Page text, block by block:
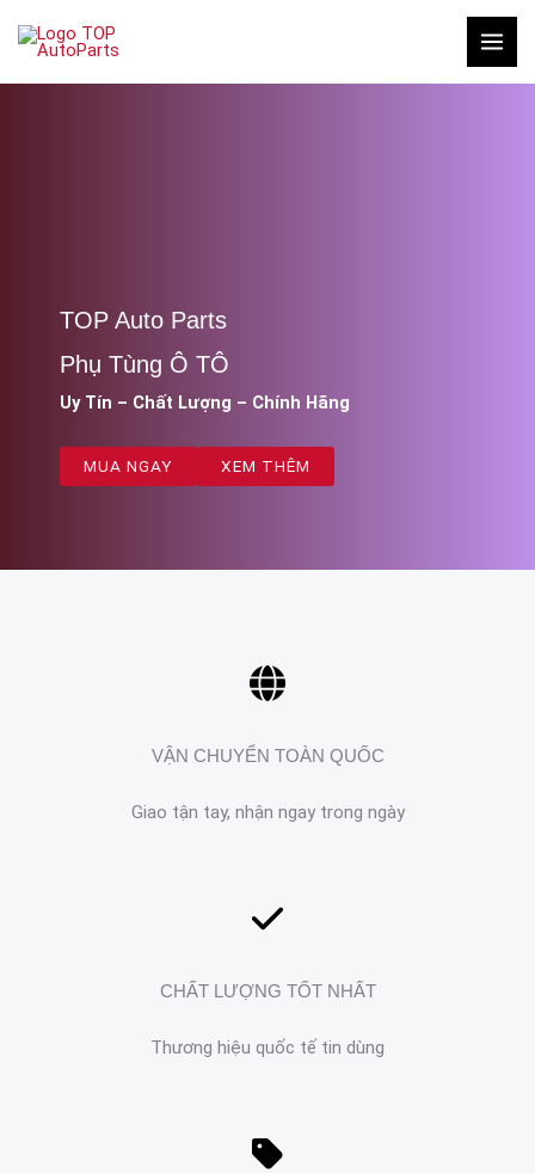
tới
nội
TOP Auto Parts
Phụ Tùng Ô TÔ
Uy Tín – Chất Lượng – Chính Hãng
MUA NGAY XEM THÊM
VẬN CHUYỂN TOÀN QUỐC
Giao tận tay, nhận ngay trong ngày
CHẤT LƯỢNG TỐT NHẤT
Thương hiệu quốc tế tin dùng